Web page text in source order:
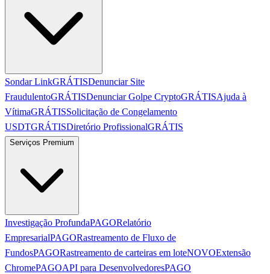
Sondar LinkGRÁTISDenunciar Site
FraudulentoGRÁTISDenunciar Golpe CryptoGRÁTISAjuda à
VítimaGRÁTISSolicitação de Congelamento
USDTGRÁTISDiretório ProfissionalGRÁTIS
Serviços Premium
Investigação ProfundaPAGORelatório
EmpresarialPAGORastreamento de Fluxo de
FundosPAGORastreamento de carteiras em loteNOVOExtensão
ChromePAGOAPI para DesenvolvedoresPAGO